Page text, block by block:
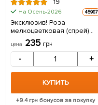
19
На Осень-2026 45967
Эксклюзив! Роза
мелкоцветковая (спрей)
нежно-кремовая "Невеста"
(Bride) (саженец класса
АА+, премиальный
обильно цветущий сорт) 1
саженец в упаковке
цена 235 грн
- +
КУПИТЬ
+9.4грн бонусов за покупку